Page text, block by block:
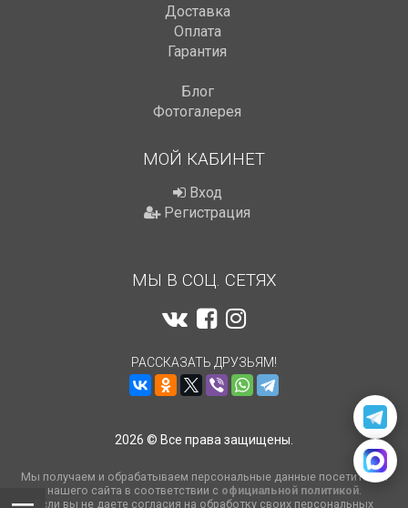
Доставка
Оплата
Гарантия
Блог
Фотогалерея
МОЙ КАБИНЕТ
Вход
Регистрация
МЫ В СОЦ. СЕТЯХ
РАССКАЗАТЬ ДРУЗЬЯМ!
2026 © Все права защищены.
Мы получаем и обрабатываем персональные данные посетителей
нашего сайта в соответствии с официальной политикой.
Если вы не даете согласия на обработку своих персональных